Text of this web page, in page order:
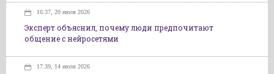
16:37, 20 июля 2026
Эксперт объяснил, почему люди предпочитают
общение с нейросетями
17:39, 14 июля 2026